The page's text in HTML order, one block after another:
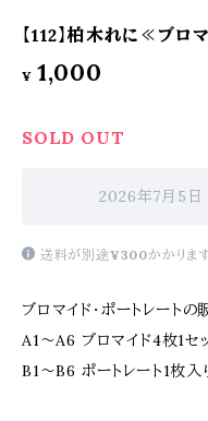
【112】柏木れに≪ブロ
¥ 1,000
SOLD OUT
2026年7月5日
送料が別途¥300かかります
ブロマイド・ポートレートの
A1～A6 ブロマイド4枚1セ
B1～B6 ポートレート1枚入